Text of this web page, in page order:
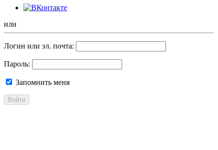
или
Логин или эл. почта:
Пароль:
Запомнить меня
Войти